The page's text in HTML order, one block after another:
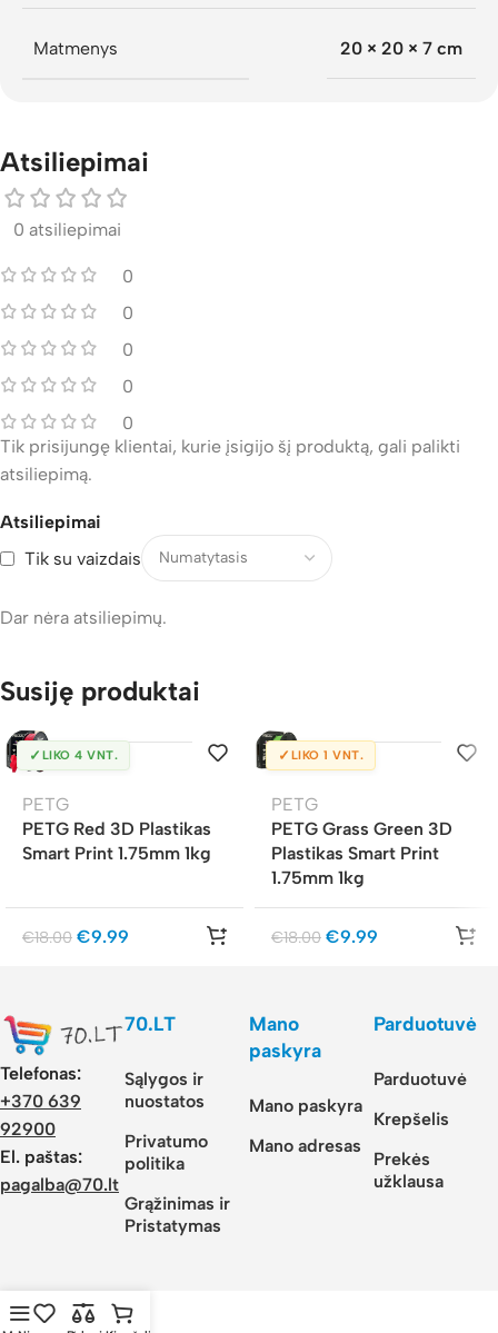
Matmenys 20 × 20 × 7 cm
Atsiliepimai
0 atsiliepimai
0
0
0
0
0
Atsiliepimai
Tik su vaizdais
Dar nėra atsiliepimų.
Tik prisijungę klientai, kurie įsigijo šį produktą, gali palikti
atsiliepimą.
Susiję produktai
✓ LIKO 4 VNT.
PETG
PETG Red 3D Plastikas
Smart Print 1.75mm 1kg
€18.00 €9.99
✓ LIKO 1 VNT.
PETG
PETG Grass Green 3D
Plastikas Smart Print
1.75mm 1kg
€18.00 €9.99
Telefonas:
+370 639
92900
El. paštas:
pagalba@70.lt
70.LT
Sąlygos ir
nuostatos
Privatumo
politika
Grąžinimas ir
Pristatymas
Mano
paskyra
Mano paskyra
Mano adresas
Parduotuvė
Parduotuvė
Krepšelis
Prekės
užklausa